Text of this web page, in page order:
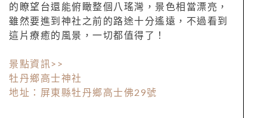
的瞭望台還能俯瞰整個八瑤灣，景色相當漂亮，
雖然要進到神社之前的路途十分遙遠，不過看到
這片療癒的風景，一切都值得了！
景點資訊>>
牡丹鄉高士神社
地址：屏東縣牡丹鄉高士佛29號